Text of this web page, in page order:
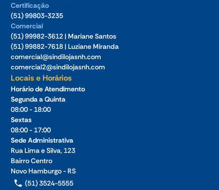
Certificação
(51) 99803-3235
Comercial
(51) 99982-3612 | Mariane Santos
(51) 99882-7618 | Luziane Miranda
comercial@sindilojasnh.com
comercial2@sindilojasnh.com
Locais e Horários
Horário de Atendimento
Segunda a Quinta
08:00 - 18:00
Sextas
08:00 - 17:00
Sede Administrativa
Rua Lima e Silva, 123
Bairro Centro
Novo Hamburgo - RS
(51) 3524-5555